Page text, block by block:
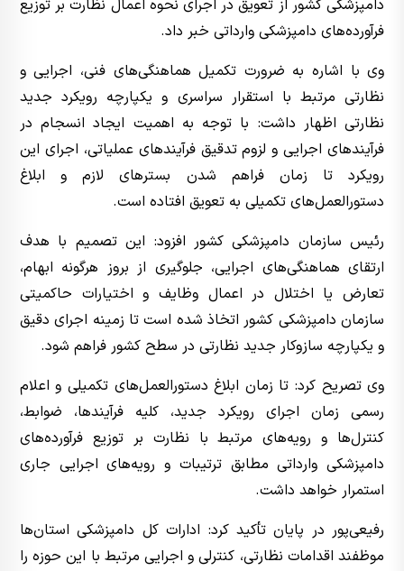
دامپزشکی کشور از تعویق در اجرای نحوه اعمال نظارت بر توزیع
فرآورده‌های دامپزشکی وارداتی خبر داد.
وی با اشاره به ضرورت تکمیل هماهنگی‌های فنی، اجرایی و
نظارتی مرتبط با استقرار سراسری و یکپارچه رویکرد جدید
نظارتی اظهار داشت: با توجه به اهمیت ایجاد انسجام در
فرآیندهای اجرایی و لزوم تدقیق فرآیندهای عملیاتی، اجرای این
رویکرد تا زمان فراهم شدن بسترهای لازم و ابلاغ
دستورالعمل‌های تکمیلی به تعویق افتاده است.
رئیس سازمان دامپزشکی کشور افزود: این تصمیم با هدف
ارتقای هماهنگی‌های اجرایی، جلوگیری از بروز هرگونه ابهام،
تعارض یا اختلال در اعمال وظایف و اختیارات حاکمیتی
سازمان دامپزشکی کشور اتخاذ شده است تا زمینه اجرای دقیق
و یکپارچه سازوکار جدید نظارتی در سطح کشور فراهم شود.
وی تصریح کرد: تا زمان ابلاغ دستورالعمل‌های تکمیلی و اعلام
رسمی زمان اجرای رویکرد جدید، کلیه فرآیندها، ضوابط،
کنترل‌ها و رویه‌های مرتبط با نظارت بر توزیع فرآورده‌های
دامپزشکی وارداتی مطابق ترتیبات و رویه‌های اجرایی جاری
استمرار خواهد داشت.
رفیعی‌پور در پایان تأکید کرد: ادارات کل دامپزشکی استان‌ها
موظفند اقدامات نظارتی، کنترلی و اجرایی مرتبط با این حوزه را